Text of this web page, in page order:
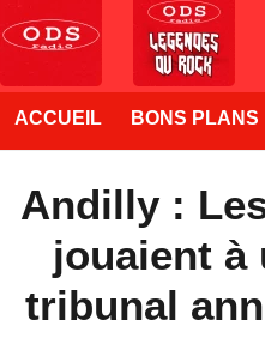
ACCUEIL BONS PLANS
Andilly :
jouaient à
tribunal